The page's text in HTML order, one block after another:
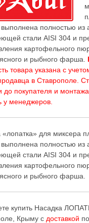
полностью из
стали AISI 304 и
картофельного
и рыбного фарша.
товара указана с
в Ставрополе.
до покупателя и
у менеджеров
«лопатка» для миксера
полностью из
стали AISI 304 и
картофельного
и рыбного фарша.
купить Насадка
Крыму с доставкой по